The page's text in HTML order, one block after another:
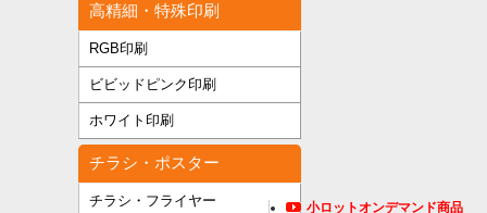
高精細・特殊印刷
RGB印刷
ビビッドピンク印刷
ホワイト印刷
チラシ・ポスター
チラシ・フライヤー 小ロットオンデマンド商品